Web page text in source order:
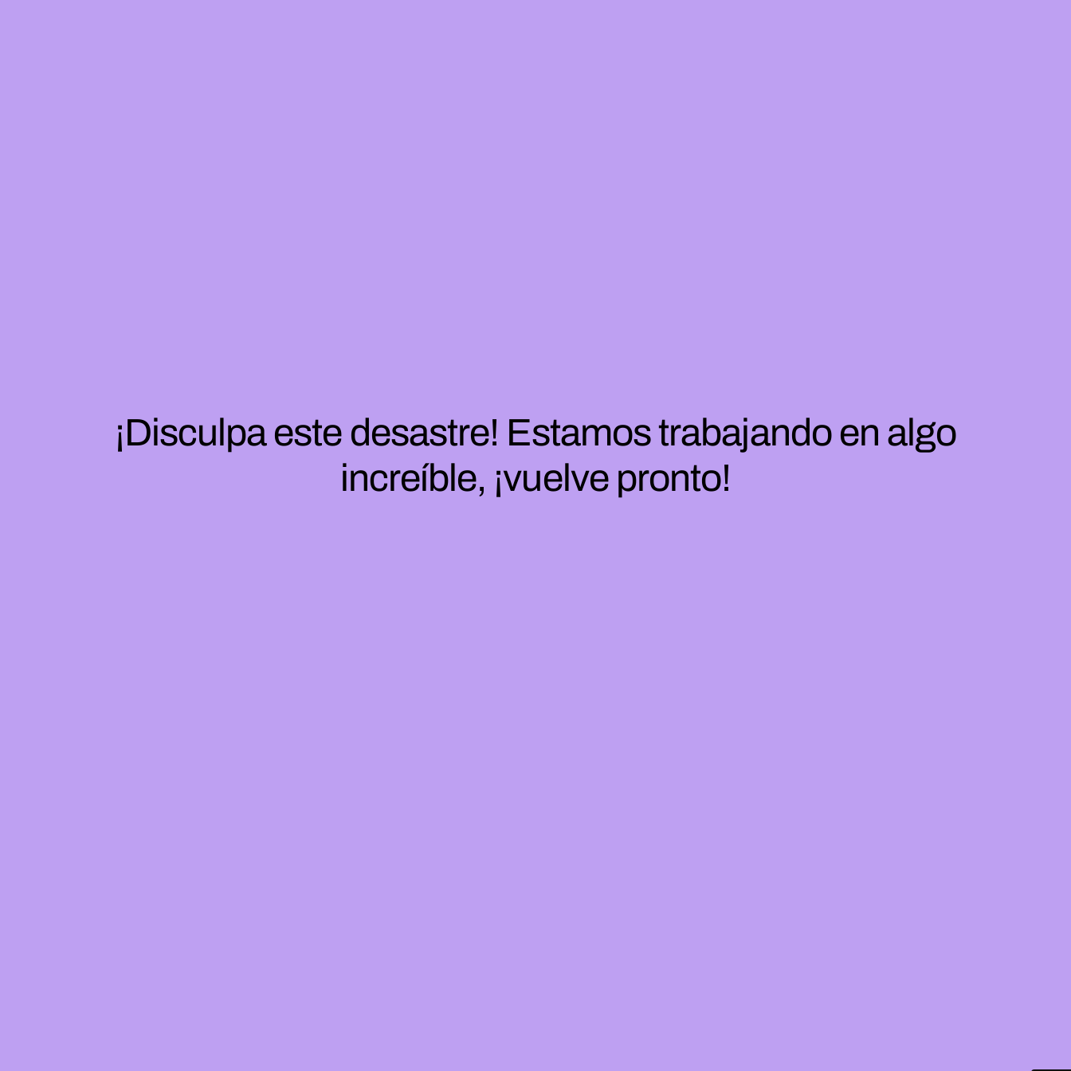
¡Disculpa este desastre! Estamos trabajando en algo
increíble, ¡vuelve pronto!